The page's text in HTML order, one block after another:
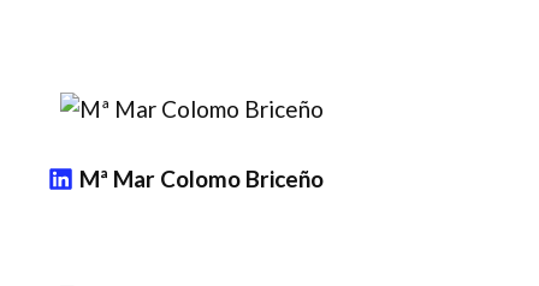
Mª Mar Colomo Briceño